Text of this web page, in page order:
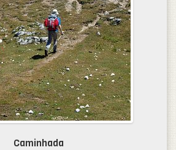
Caminhada